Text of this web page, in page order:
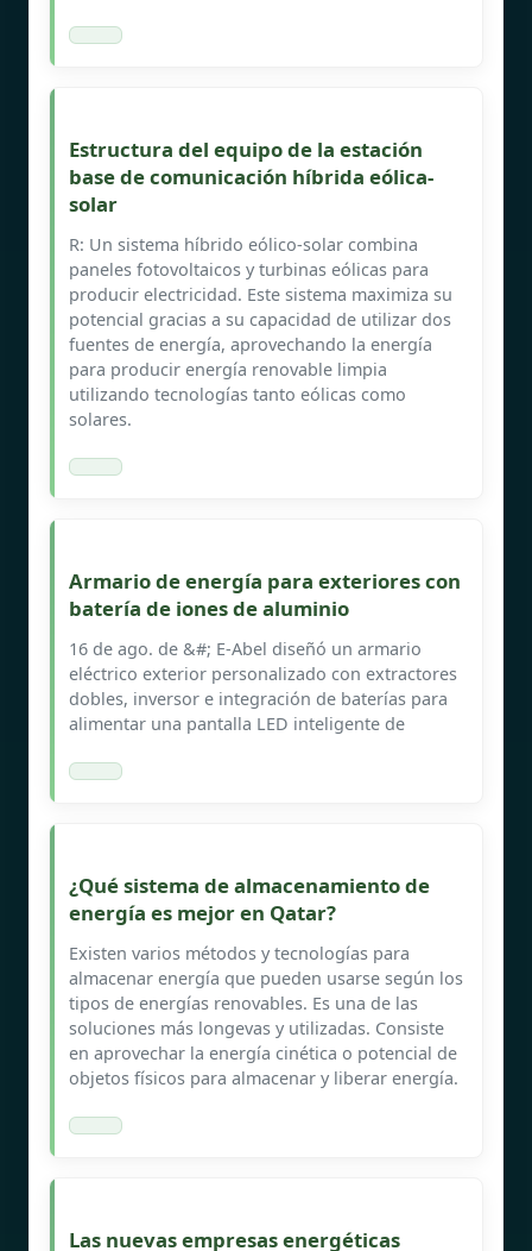
Estructura del equipo de la estación
base de comunicación híbrida eólica-
solar
R: Un sistema híbrido eólico-solar combina
paneles fotovoltaicos y turbinas eólicas para
producir electricidad. Este sistema maximiza su
potencial gracias a su capacidad de utilizar dos
fuentes de energía, aprovechando la energía
para producir energía renovable limpia
utilizando tecnologías tanto eólicas como
solares.
Armario de energía para exteriores con
batería de iones de aluminio
16 de ago. de &#; E-Abel diseñó un armario
eléctrico exterior personalizado con extractores
dobles, inversor e integración de baterías para
alimentar una pantalla LED inteligente de
¿Qué sistema de almacenamiento de
energía es mejor en Qatar?
Existen varios métodos y tecnologías para
almacenar energía que pueden usarse según los
tipos de energías renovables. Es una de las
soluciones más longevas y utilizadas. Consiste
en aprovechar la energía cinética o potencial de
objetos físicos para almacenar y liberar energía.
Las nuevas empresas energéticas